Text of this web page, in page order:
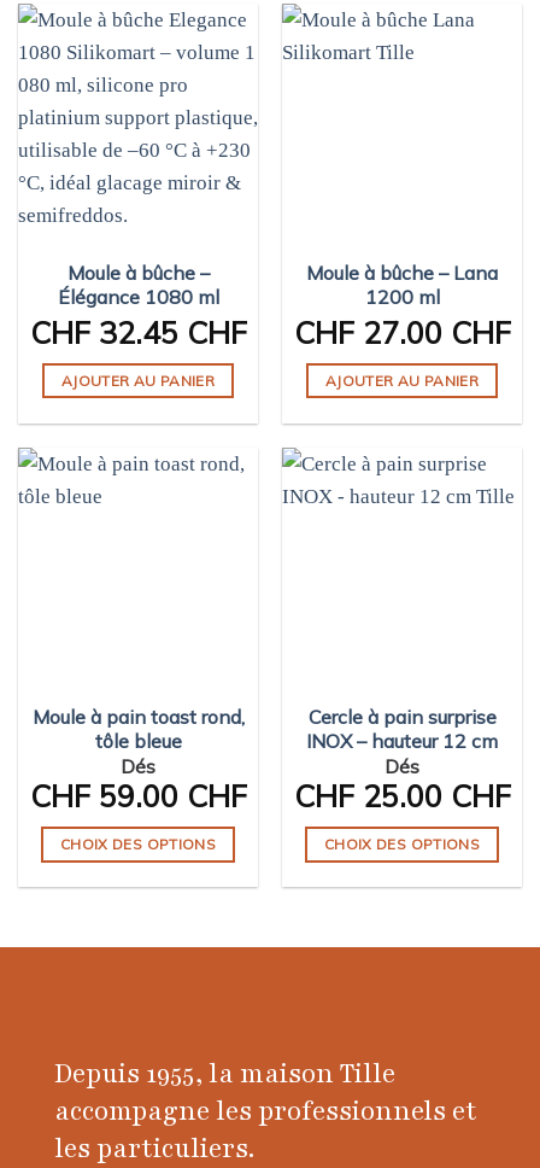
Moule à bûche –
Élégance 1080 ml
CHF32.45 CHF
AJOUTER AU PANIER
Moule à bûche – Lana
1200 ml
CHF27.00 CHF
AJOUTER AU PANIER
Moule à pain toast rond,
tôle bleue
Dés
CHF59.00 CHF
CHOIX DES OPTIONS
peuvent
choisies
sur
Cercle à pain surprise
INOX – hauteur 12 cm
Dés
CHF25.00 CHF
CHOIX DES OPTIONS
être
choisies
Depuis 1955, la maison Tille
accompagne les professionnels et
les particuliers.